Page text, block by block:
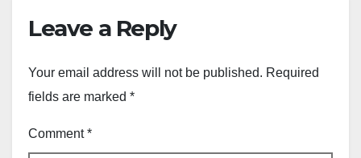
Leave a Reply
Your email address will not be published. Required
fields are marked *
Comment*